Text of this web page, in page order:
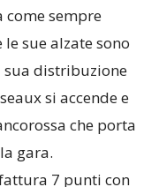
come sempre
sue alzate sono
sua distribuzione
si accende e
che porta
gara.
7 punti con